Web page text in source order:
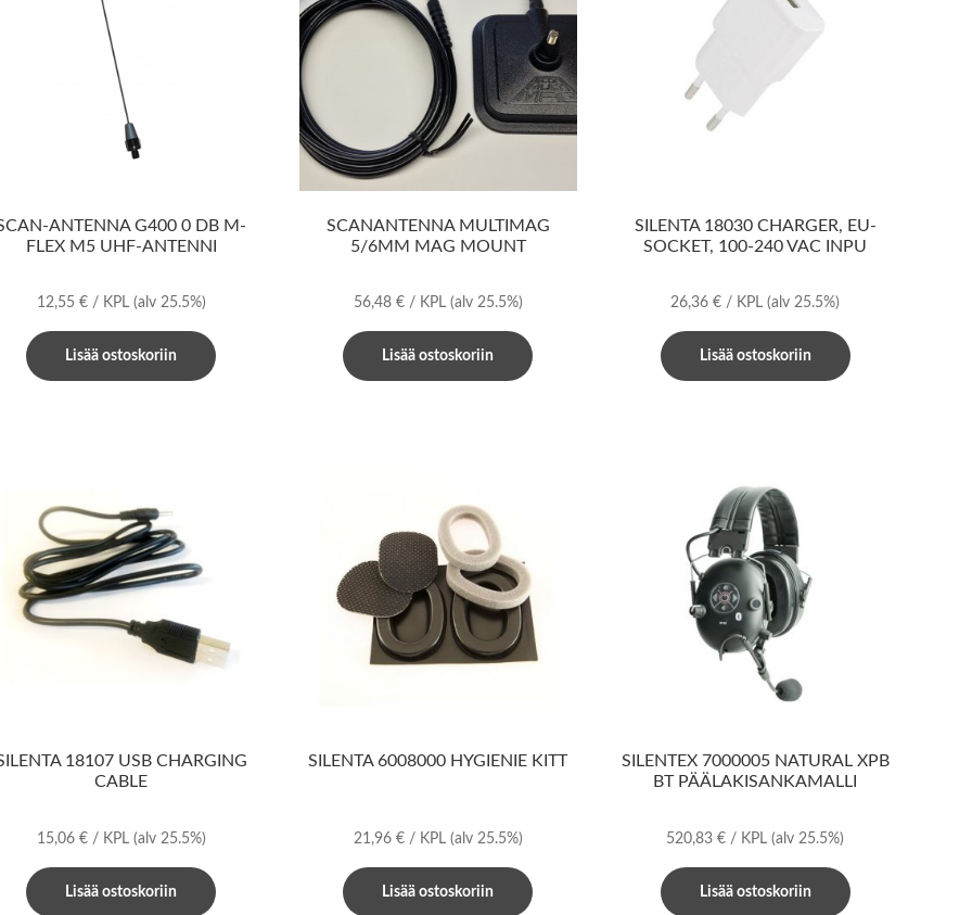
ANTENNA G400 0 DB M-
FLEX M5 UHF-ANTENNI
12,55 €/ KPL (alv 25.5%)
Lisää ostoskoriin
SCANANTENNA MULTIMAG
5/6MM MAG MOUNT
56,48 €/ KPL (alv 25.5%)
Lisää ostoskoriin
SILENTA 18030 CHARGER, EU-
SOCKET, 100-240 VAC INPU
26,36€ / KPL(alv 25.5%)
Lisää ostoskoriin
18107 USB CHARGING
CABLE
15,06 €/ KPL (alv 25.5%)
Lisää ostoskoriin
SILENTA 6008000 HYGIENIE KITT
21,96 €/ KPL (alv 25.5%)
Lisää ostoskoriin
SILENTEX 7000005 NATURAL XPB
BT PÄÄLAKISANKAMALLI
520,83€ / KPL(alv 25.5%)
Lisää ostoskoriin